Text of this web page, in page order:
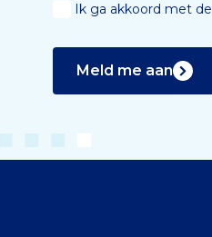
Ik ga akkoord met de
Meld me aan